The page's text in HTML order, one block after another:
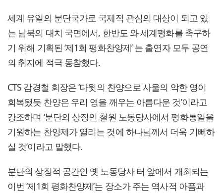
세계 유일의 분단국가로 국제적 관심의 대상이 되고 있
는 남북의 대치 국면에서, 한반도 와 세계평화를 촉구하
기 위해 기획된 ‘제1회 평화찬양제’ 는 출연자 모두 공연
의 취지에 적극 동참했다.
CTS 감경철 회장은 ‘다윗의 찬양으로 사울의 악한 영이
회복됐듯 찬양은 우리 영을 깨우는 아름다운 것’이라고
강조하며 ‘분단의 상징인 철원 노동당사에서 평화통일을
기원하는 찬양제가 열리는 것에 하나님께서 더욱 기뻐하
실 것’이라고 말했다.
분단의 상징적 공간인 옛 노동당사 터 앞에서 개최되는
이번 ‘제1회 평화찬양제’는 장소가 주는 역사적 아픔과